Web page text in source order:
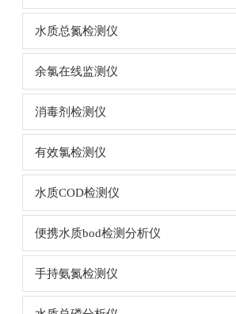
水质总氮检测仪
余氯在线监测仪
消毒剂检测仪
有效氯检测仪
水质COD检测仪
便携水质bod检测分析仪
手持氨氮检测仪